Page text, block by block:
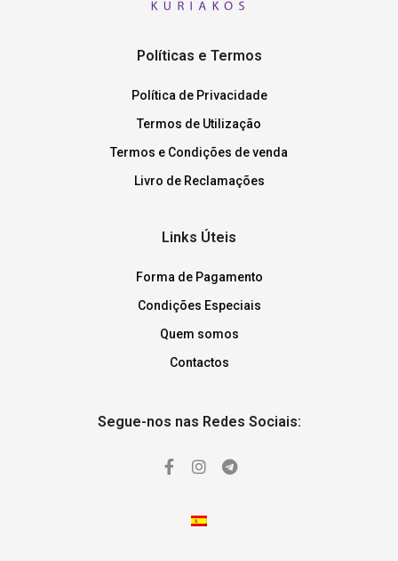
Políticas e Termos
Política de Privacidade
Termos de Utilização
Termos e Condições de venda
Livro de Reclamações
Links Úteis
Forma de Pagamento
Condições Especiais
Quem somos
Contactos
Segue-nos nas Redes Sociais: